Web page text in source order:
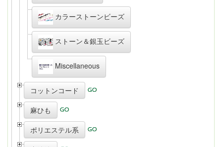
カラーストーンビーズ
ストーン＆銀玉ビーズ
Miscellaneous
コットンコード
麻ひも
ポリエステル系